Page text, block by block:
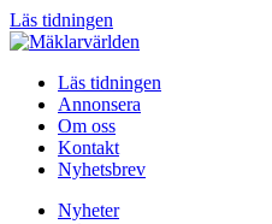
Läs tidningen
Läs tidningen
Annonsera
Om oss
Kontakt
Nyhetsbrev
Nyheter